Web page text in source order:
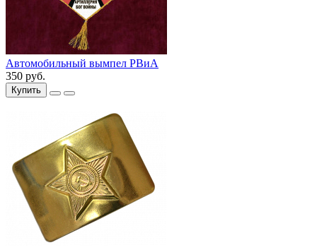
Автомобильный вымпел РВиА
350 руб.
Купить